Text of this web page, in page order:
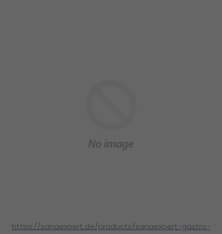
https://sanaexpert.de/products/sanaexpert-gastro-